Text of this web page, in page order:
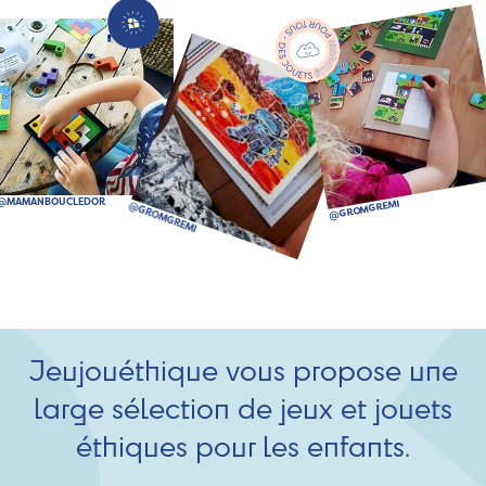
Jeujouéthique vous propose une
large sélection de jeux et jouets
éthiques pour les enfants.